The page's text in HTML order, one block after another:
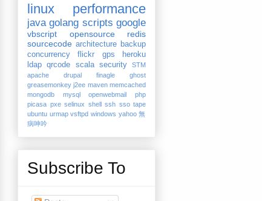
linux performance
java golang scripts google
vbscript opensource
redis
sourcecode architecture backup
concurrency
flickr gps
heroku
ldap qrcode scala security
STM
apache
drupal finagle
ghost
greasemonkey j2ee maven memcached
mongodb
mysql openwebmail
php
picasa pxe selinux shell ssh sso tape
ubuntu urmap vsftpd windows yahoo 無
病呻吟
Subscribe To